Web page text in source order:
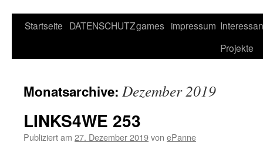
Zum
Startseite DATENSCHUTZgames impressum
Projekte
Monatsarchive: Dezember 2019
LINKS4WE 253
Publiziert am 27. Dezember 2019von ePanne